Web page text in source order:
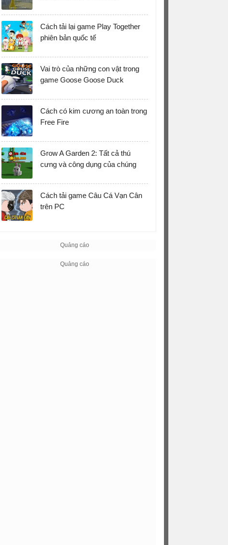
Cách tải lại game Play Together
phiên bản quốc tế
Vai trò của những con vật trong
game Goose Goose Duck
Cách có kim cương an toàn trong
Free Fire
Grow A Garden 2: Tất cả thú
cưng và công dụng của chúng
Cách tải game Câu Cá Vạn Cân
trên PC